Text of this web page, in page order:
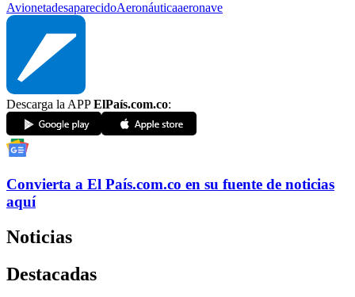
AvionetadesaparecidoAeronáuticaaeronave
Descarga la APPElPaís.com.co:
Convierta a El País.com.co en su fuente de noticias
aquí
Noticias
Destacadas